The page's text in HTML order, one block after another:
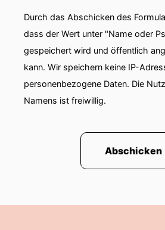
Durch das Abschicken des
dass der Wert unter "Name oder
gespeichert wird und öffentlich
kann. Wir speichern keine IP-
personenbezogene Daten. Die
Namens ist freiwillig.
Abschicken